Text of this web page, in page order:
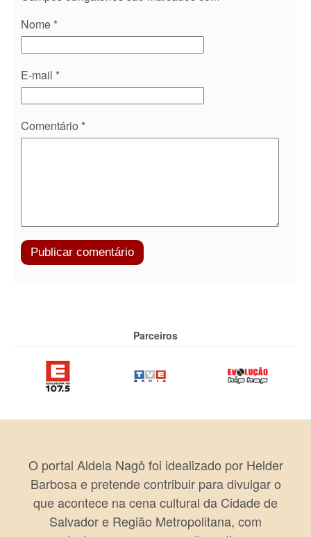
Nome *
E-mail *
Comentário *
Parceiros
O portal Aldeia Nagô foi idealizado por Helder
Barbosa e pretende contribuir para divulgar o
que acontece na cena cultural da Cidade de
Salvador e Região Metropolitana, com